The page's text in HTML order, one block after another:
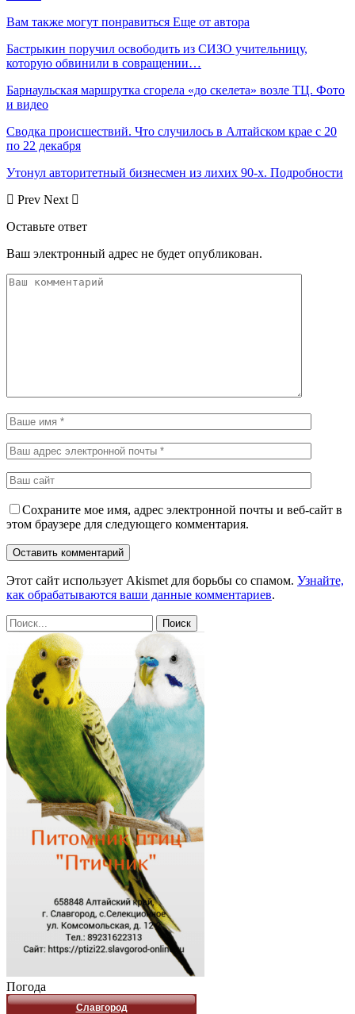
Вам также могут понравиться Еще от автора
Бастрыкин поручил освободить из СИЗО учительницу,
которую обвинили в совращении…
Барнаульская маршрутка сгорела «до скелета» возле ТЦ. Фото
и видео
Сводка происшествий. Что случилось в Алтайском крае с 20
по 22 декабря
Утонул авторитетный бизнесмен из лихих 90-х. Подробности
Prev Next
Оставьте ответ
Ваш электронный адрес не будет опубликован.
Сохраните мое имя, адрес электронной почты и веб-сайт в
этом браузере для следующего комментария.
Этот сайт использует Akismet для борьбы со спамом. Узнайте,
как обрабатываются ваши данные комментариев.
Погода
Славгород